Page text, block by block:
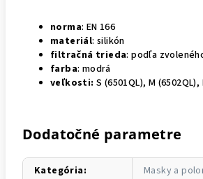
norma: EN 166
materiál: silikón
filtračná trieda: podľa
farba: modrá
veľkosti: S (6501QL), M (6502QL),
Dodatočné parametre
Kategória:
Masky a